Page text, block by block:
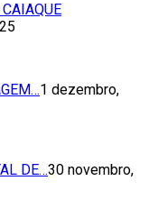
1 dezembro,
DE…30 novembro,